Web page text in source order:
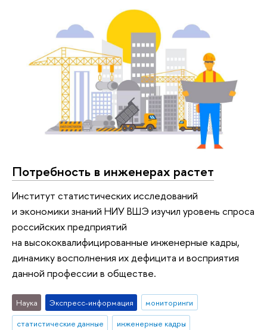
Потребность в инженерах растет
Институт статистических исследований
и экономики знаний НИУ ВШЭ изучил уровень спроса
российских предприятий
на высококвалифицированные инженерные кадры,
динамику восполнения их дефицита и восприятия
данной профессии в обществе.
Наука Экспресс-информация
мониторинги
статистические данные
инженерные кадры